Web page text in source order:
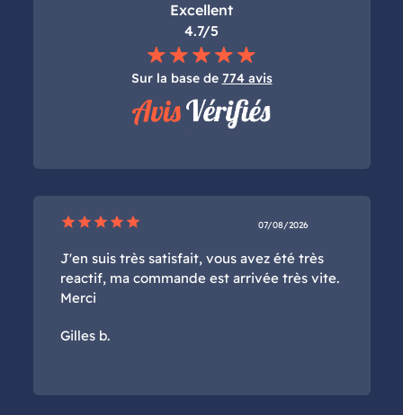
Excellent
4.7/5
Sur la base de 774 avis
star star star star star 07/08/2026
J'en suis très satisfait, vous avez été très
reactif, ma commande est arrivée très vite.
Merci
Gilles b.